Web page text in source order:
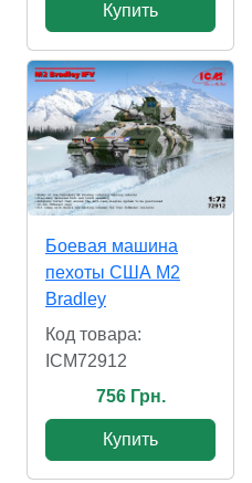
Купить
Боевая машина
пехоты США M2
Bradley
Код товара:
ICM72912
756 Грн.
Купить